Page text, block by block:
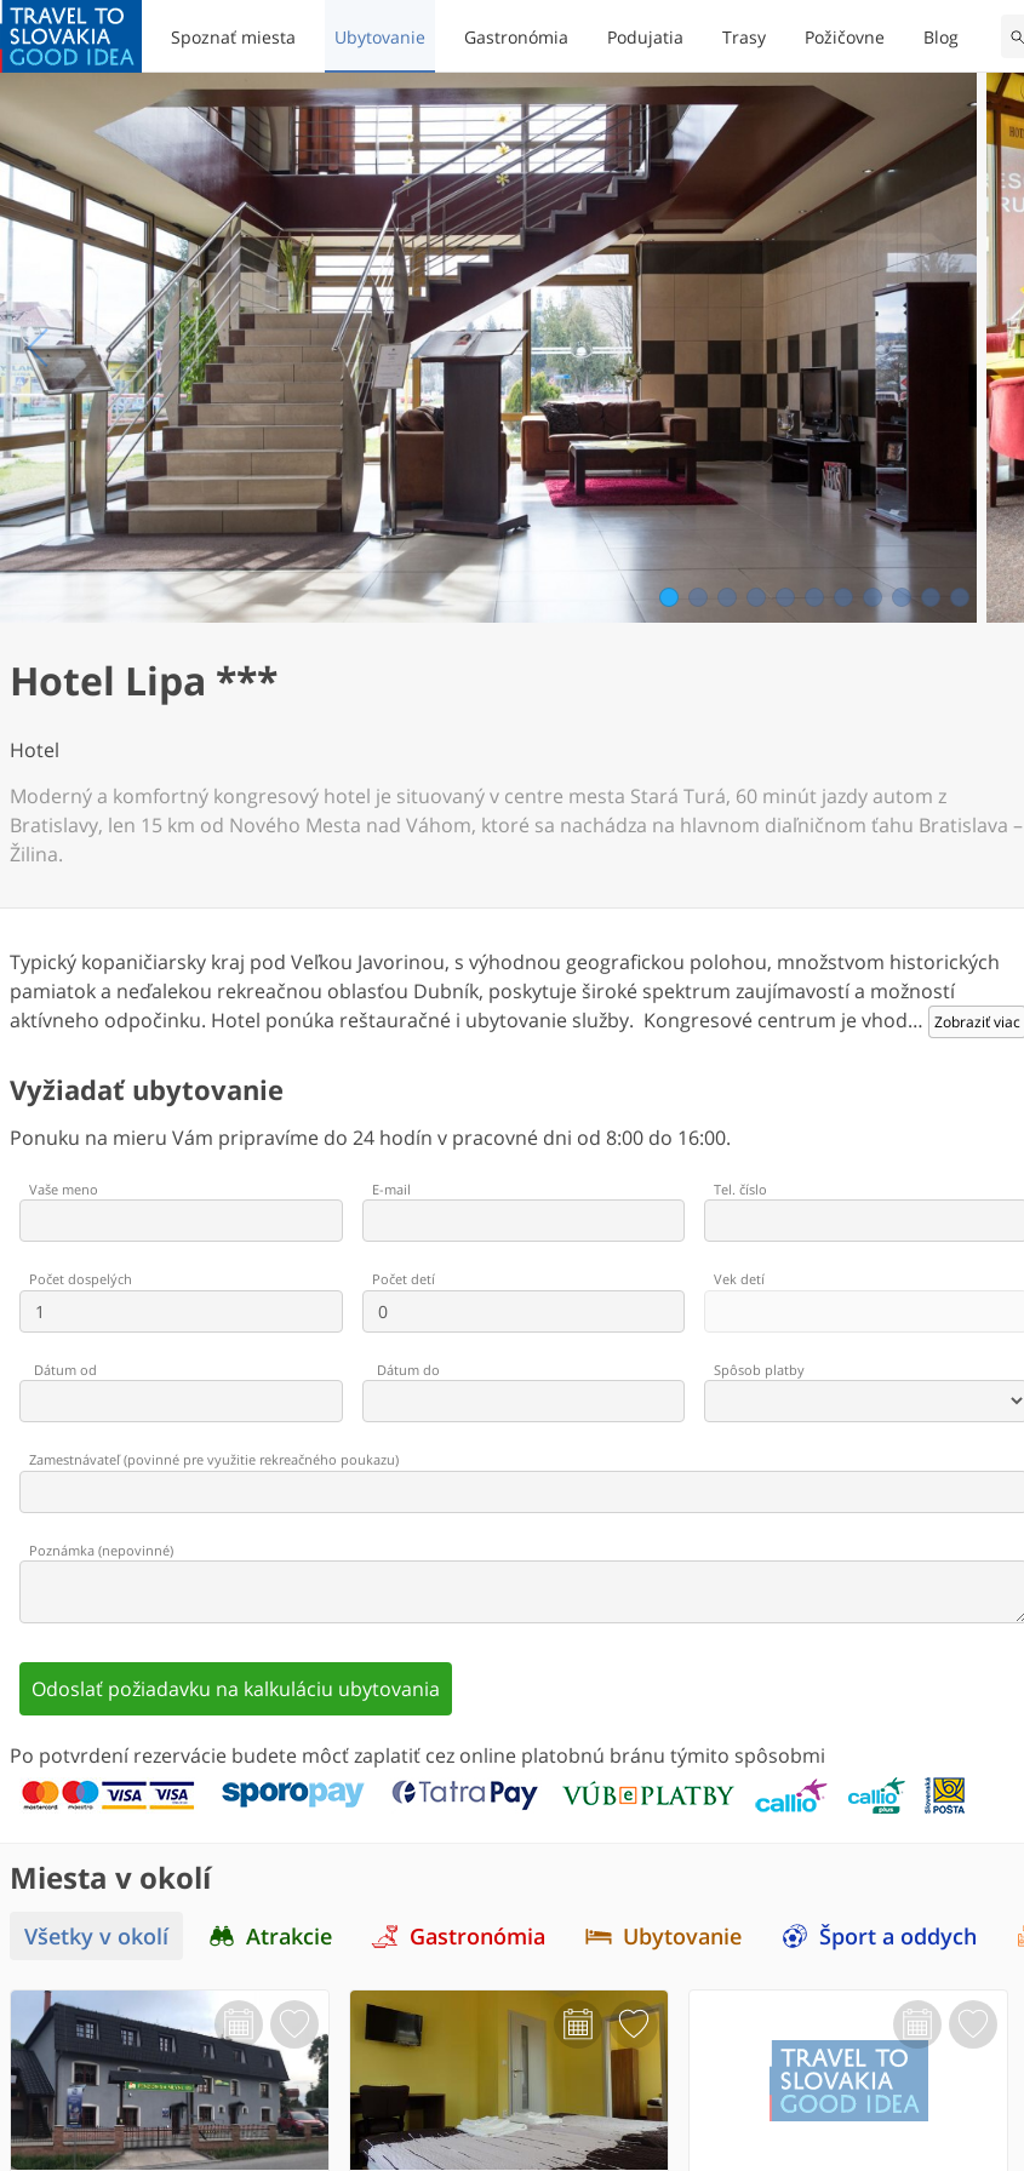
Spoznať miesta Ubytovanie Gastronómia Podujatia Trasy Požičovne Blog
1 2 3 4 5 6 7 8 9 10 11
Hotel Lipa ***
Hotel
Moderný a komfortný kongresový hotel je situovaný v centre mesta Stará Turá, 60 minút jazdy autom z
Bratislavy, len 15 km od Nového Mesta nad Váhom, ktoré sa nachádza na hlavnom diaľničnom ťahu Bratislava –
Žilina.
Typický kopaničiarsky kraj pod Veľkou Javorinou, s výhodnou geografickou polohou, množstvom historických
pamiatok a neďalekou rekreačnou oblasťou Dubník, poskytuje široké spektrum zaujímavostí a možností
aktívneho odpočinku. Hotel ponúka reštauračné i ubytovanie služby. Kongresové centrum je vhod… Zobraziť viac
Vyžiadať ubytovanie
Ponuku na mieru Vám pripravíme do 24 hodín v pracovné dni od 8:00 do 16:00.
Vaše meno E-mail Tel. číslo
Počet dospelých Počet detí Vek detí
Dátum od Dátum do Spôsob platby
Zamestnávateľ(povinné pre využitie rekreačného poukazu)
Poznámka (nepovinné)
Odoslať požiadavku na kalkuláciu ubytovania
Po potvrdení rezervácie budete môcť zaplatiť cez online platobnú bránu týmito spôsobmi
Miesta v okolí
Všetky v okolí Atrakcie Gastronómia Ubytovanie Šport a oddych